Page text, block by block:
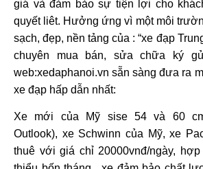
giá và đảm bảo sự tiện lợi cho
quyết liêt. Hưởng ứng vì một môi
sạch, đẹp, nền tảng của : “xe đạp
chuyên mua bán, sửa chữa ký
web:xedaphanoi.vn sẵn sàng đưa ra
xe đạp hấp dẫn nhất:
Xe mới của Mỹ sise 54 và 60
Outlook), xe Schwinn của Mỹ, xe
thuê với giá chỉ 20000vnđ/ngày,